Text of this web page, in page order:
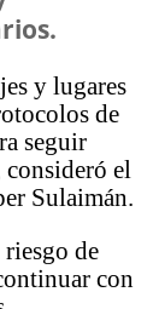
y lugares
de
seguir
consideró el
Sulaimán.
de
con